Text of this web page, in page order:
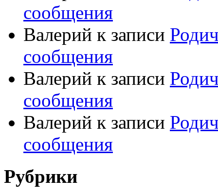
сообщения
Валерий к записи
сообщения
Валерий к записи
сообщения
Валерий к записи
сообщения
Рубрики